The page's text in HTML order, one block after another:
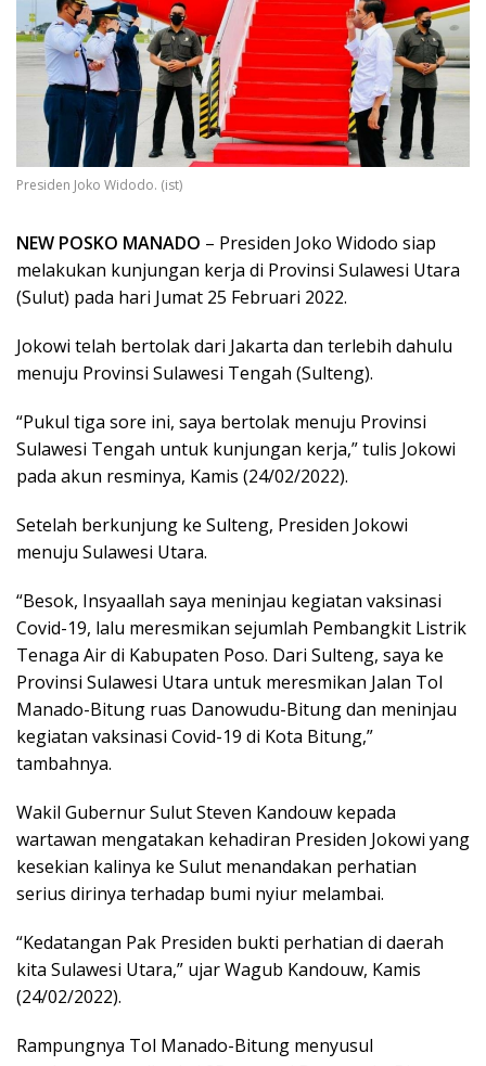
Presiden Joko Widodo. (ist)
NEW POSKO MANADO – Presiden Joko Widodo siap
melakukan kunjungan kerja di Provinsi Sulawesi Utara
(Sulut) pada hari Jumat 25 Februari 2022.
Jokowi telah bertolak dari Jakarta dan terlebih dahulu
menuju Provinsi Sulawesi Tengah (Sulteng).
“Pukul tiga sore ini, saya bertolak menuju Provinsi
Sulawesi Tengah untuk kunjungan kerja,” tulis Jokowi
pada akun resminya, Kamis (24/02/2022).
Setelah berkunjung ke Sulteng, Presiden Jokowi
menuju Sulawesi Utara.
“Besok, Insyaallah saya meninjau kegiatan vaksinasi
Covid-19, lalu meresmikan sejumlah Pembangkit Listrik
Tenaga Air di Kabupaten Poso. Dari Sulteng, saya ke
Provinsi Sulawesi Utara untuk meresmikan Jalan Tol
Manado-Bitung ruas Danowudu-Bitung dan meninjau
kegiatan vaksinasi Covid-19 di Kota Bitung,”
tambahnya.
Wakil Gubernur Sulut Steven Kandouw kepada
wartawan mengatakan kehadiran Presiden Jokowi yang
kesekian kalinya ke Sulut menandakan perhatian
serius dirinya terhadap bumi nyiur melambai.
“Kedatangan Pak Presiden bukti perhatian di daerah
kita Sulawesi Utara,” ujar Wagub Kandouw, Kamis
(24/02/2022).
Rampungnya Tol Manado-Bitung menyusul